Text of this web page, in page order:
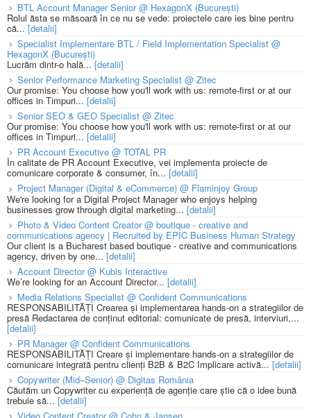
BTL Account Manager Senior @ HexagonX (București)
Rolul ăsta se măsoară în ce nu se vede: proiectele care ies bine pentru
că... [detalii]
Specialist Implementare BTL / Field Implementation Specialist @
HexagonX (București)
Lucrăm dintr-o hală... [detalii]
Senior Performance Marketing Specialist @ Zitec
Our promise: You choose how you'll work with us: remote-first or at our
offices in Timpuri... [detalii]
Senior SEO & GEO Specialist @ Zitec
Our promise: You choose how you'll work with us: remote-first or at our
offices in Timpuri... [detalii]
PR Account Executive @ TOTAL PR
În calitate de PR Account Executive, vei implementa proiecte de
comunicare corporate & consumer, în... [detalii]
Project Manager (Digital & eCommerce) @ Flaminjoy Group
We're looking for a Digital Project Manager who enjoys helping
businesses grow through digital marketing... [detalii]
Photo & Video Content Creator @ boutique - creative and
communications agency | Recruited by EPIC Business Human Strategy
Our client is a Bucharest based boutique - creative and communications
agency, driven by one... [detalii]
Account Director @ Kubis Interactive
We’re looking for an Account Director... [detalii]
Media Relations Specialist @ Confident Communications
RESPONSABILITĂȚI Crearea și implementarea hands-on a strategiilor de
presă Redactarea de conținut editorial: comunicate de presă, interviuri,...
[detalii]
PR Manager @ Confident Communications
RESPONSABILITĂȚI Creare și implementare hands-on a strategiilor de
comunicare integrată pentru clienți B2B & B2C Implicare activă... [detalii]
Copywriter (Mid–Senior) @ Digitas România
Căutăm un Copywriter cu experiență de agenție care știe că o idee bună
trebuie să... [detalii]